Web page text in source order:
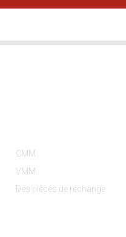
CMM
VMM
Des pièces de rechange